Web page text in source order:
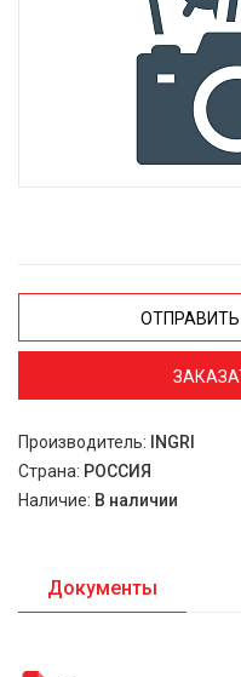
Производитель:
INGRI
Страна: РОССИЯ
Наличие: В наличии
Документы